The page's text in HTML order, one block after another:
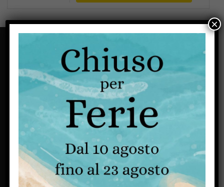
Ferramenta Shopping nasce nel 1955.
Dopo pochi anni, grazie all’esperienza,
alla competenza ed ai servizi offerti, la
Ferramenta Shopping diventa un punto
di riferimento come
ferramenta online
SCOPRI DI PIÙ
×